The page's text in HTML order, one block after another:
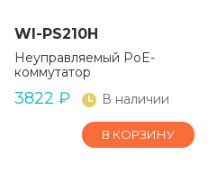
WI-PS210H
Неуправляемый PoE-
коммутатор
3822 ₽ В наличии
В КОРЗИНУ